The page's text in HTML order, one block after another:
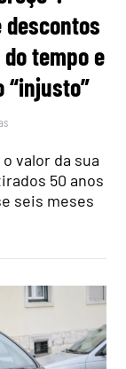
tempo e
“injusto”
valor da sua
50 anos
seis meses